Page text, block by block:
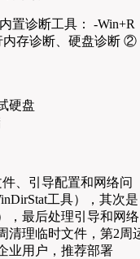
置诊断工具： -Win+R
内存诊断、硬盘诊断 ②
硬盘
、引导配置和网络问
工具），其次是
，最后处理引导和网络
清理临时文件，第2周
业用户，推荐部署